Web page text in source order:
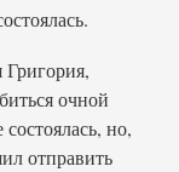
очной
но,
отправить